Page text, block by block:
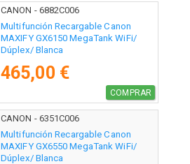
CANON - 6882C006
Multifunción Recargable Canon
MAXIFY GX6150 MegaTank WiFi/
Dúplex/ Blanca
465,00 €
COMPRAR
CANON - 6351C006
Multifunción Recargable Canon
MAXIFY GX6550 MegaTank WiFi/
Dúplex/ Blanca